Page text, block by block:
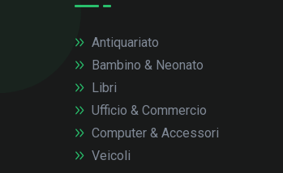
Antiquariato
Bambino & Neonato
Libri
Ufficio & Commercio
Computer & Accessori
Veicoli